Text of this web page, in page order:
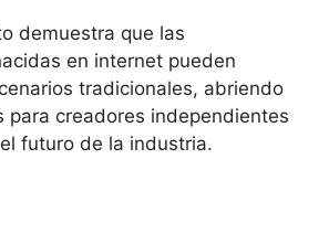
demuestra que las
en internet pueden
tradicionales, abriendo
para creadores independientes
futuro de la industria.